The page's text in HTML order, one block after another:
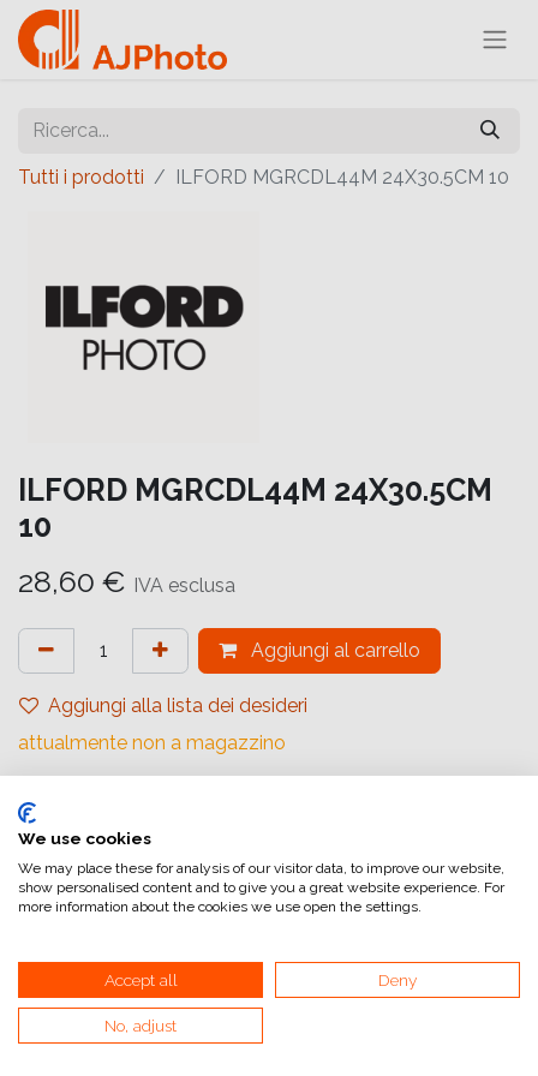
Tutti i prodotti ILFORD MGRCDL44M 24X30.5CM 10
ILFORD MGRCDL44M 24X30.5CM
10
28,60 € IVA esclusa
Aggiungi al carrello
Aggiungi alla lista dei desideri
attualmente non a magazzino
Tipologia:Rivestimento in Resina
Gradiente:Carta a Contrasto Variabile
Quantità (Fogli):10
Superficie:Perlescente
Superficie Tonale:
We use cookies
We may place these for analysis of our visitor data, to improve our website,
show personalised content and to give you a great website experience. For
more information about the cookies we use open the settings.
Accept all Deny
No, adjust